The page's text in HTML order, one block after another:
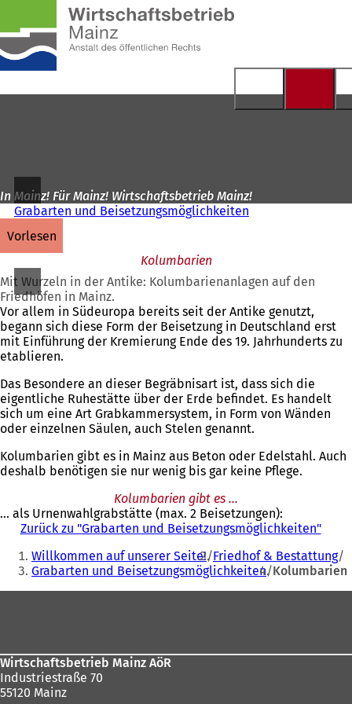
Inhalt anspringen
In Mainz! Für Mainz! Wirtschaftsbetrieb Mainz!
Grabarten und Beisetzungsmöglichkeiten
vorlesen
Kolumbarien
Mit Wurzeln in der Antike: Kolumbarienanlagen auf den
Friedhöfen in Mainz.
Vor allem in Südeuropa bereits seit der Antike genutzt,
begann sich diese Form der Beisetzung in Deutschland erst
mit Einführung der Kremierung Ende des 19. Jahrhunderts zu
etablieren.
Das Besondere an dieser Begräbnisart ist, dass sich die
eigentliche Ruhestätte über der Erde befindet. Es handelt
sich um eine Art Grabkammersystem, in Form von Wänden
oder einzelnen Säulen, auch Stelen genannt.
Kolumbarien gibt es in Mainz aus Beton oder Edelstahl. Auch
deshalb benötigen sie nur wenig bis gar keine Pflege.
Kolumbarien gibt es ...
... als Urnenwahlgrabstätte (max. 2 Beisetzungen):
Zurück zu "Grabarten und Beisetzungsmöglichkeiten"
Sie
befinden
sich
Willkommen auf unserer Seite! Friedhof & Bestattung
Grabarten und Beisetzungsmöglichkeiten Kolumbarien
Wirtschaftsbetrieb Mainz AöR
Industriestraße 70
55120 Mainz